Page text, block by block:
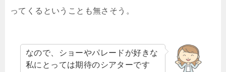
ってくるということも無さそう。
なので、ショーやパレードが好きな
私にとっては期待のシアターです